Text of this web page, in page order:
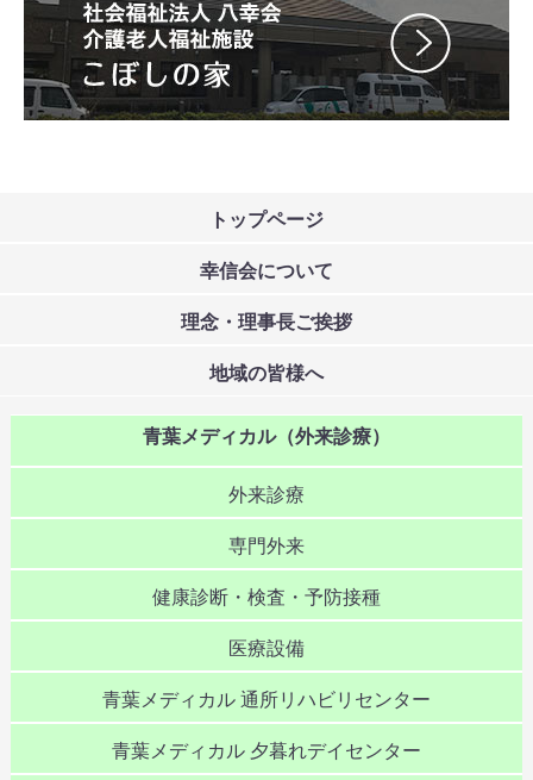
トップページ
幸信会について
理念・理事長ご挨拶
地域の皆様へ
青葉メディカル（外来診療）
外来診療
専門外来
健康診断・検査・予防接種
医療設備
青葉メディカル 通所リハビリセンター
青葉メディカル 夕暮れデイセンター